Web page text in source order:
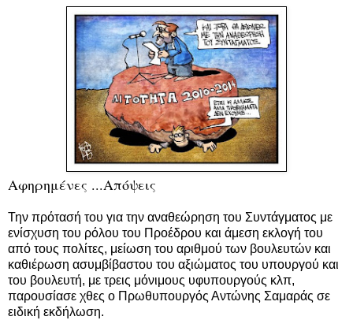
Αφηρημένες ...Απόψεις
Την πρότασή του για την αναθεώρηση του Συντάγματος με
ενίσχυση του ρόλου του Προέδρου και άμεση εκλογή του
από τους πολίτες, μείωση του αριθμού των βουλευτών και
καθιέρωση ασυμβίβαστου του αξιώματος του υπουργού και
του βουλευτή, με τρεις μόνιμους υφυπουργούς κλπ,
παρουσίασε χθες ο Πρωθυπουργός Αντώνης Σαμαράς σε
ειδική εκδήλωση.